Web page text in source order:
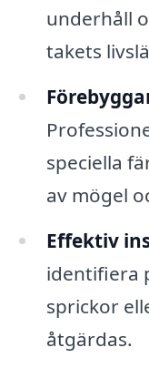
underhåll
takets
speciella
av mögel
Effektiv
identifiera
sprickor
åtgärdas.